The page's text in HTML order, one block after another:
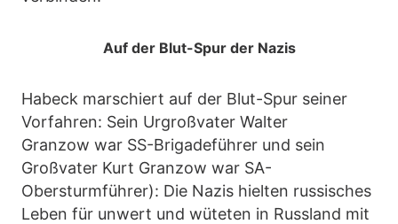
Auf der Blut-Spur der Nazis
Habeck marschiert auf der Blut-Spur seiner
Vorfahren: Sein Urgroßvater Walter
Granzow war SS-Brigadeführer und sein
Großvater Kurt Granzow war SA-
Obersturmführer): Die Nazis hielten russisches
Leben für unwert und wüteten in Russland mit